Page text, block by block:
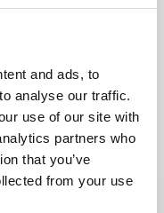
and ads, to
analyse our traffic.
use of our site with
partners who
that you’ve
from your use
Dr. Hubert Zitt.
kann, der kann
daheim oder
der
in diesem Jahr
einzufangen
und Filmszenen
gedacht